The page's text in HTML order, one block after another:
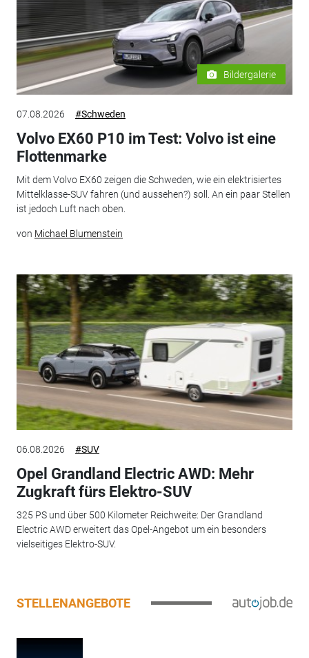
Bildergalerie
07.08.2026 #Schweden
Volvo EX60 P10 im Test: Volvo ist eine
Flottenmarke
Mit dem Volvo EX60 zeigen die Schweden, wie ein elektrisiertes
Mittelklasse-SUV fahren (und aussehen?) soll. An ein paar Stellen
ist jedoch Luft nach oben.
von Michael Blumenstein
06.08.2026 #SUV
Opel Grandland Electric AWD: Mehr
Zugkraft fürs Elektro-SUV
325 PS und über 500 Kilometer Reichweite: Der Grandland
Electric AWD erweitert das Opel-Angebot um ein besonders
vielseitiges Elektro-SUV.
STELLENANGEBOTE